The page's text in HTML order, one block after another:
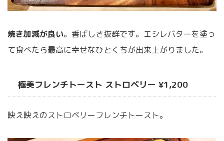
焼き加減が良い。香ばしさ抜群です。エシレバターを塗っ
て食べたら最高に幸せなひとくちが出来上がりました。
極美フレンチトースト ストロベリー ¥1,200
映え映えのストロベリーフレンチトースト。